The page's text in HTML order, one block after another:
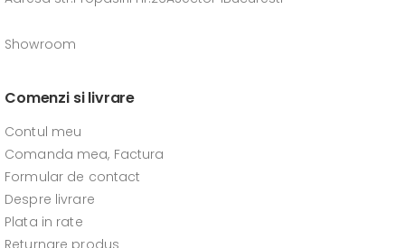
Showroom
Comenzi si livrare
Contul meu
Comanda mea, Factura
Formular de contact
Despre livrare
Plata in rate
Returnare produs